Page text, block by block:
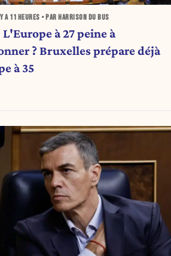
A 11 HEURES • PAR HARRISON DU BUS
L'Europe à 27 peine à
? Bruxelles prépare déjà
à 35